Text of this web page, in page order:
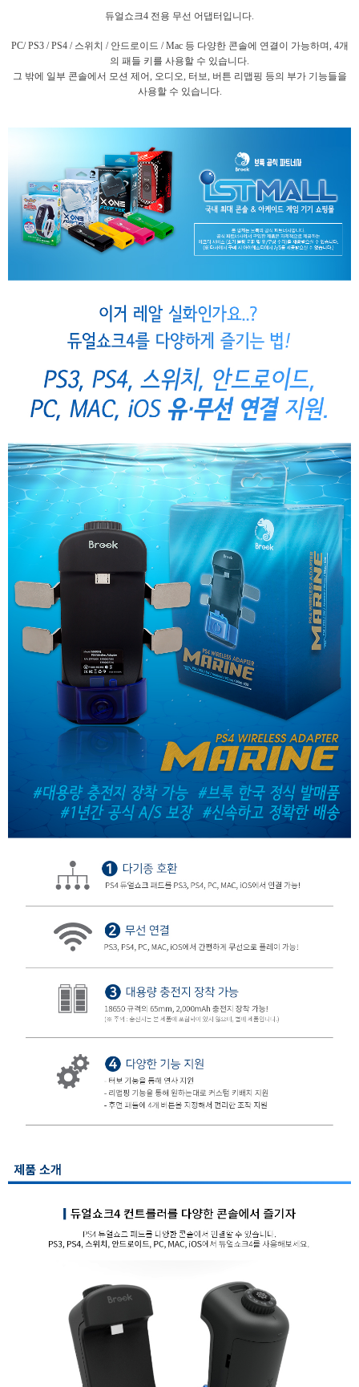
듀얼쇼크4 전용 무선 어댑터입니다.
PC/ PS3 / PS4 / 스위치 / 안드로이드 / Mac 등 다양한 콘솔에 연결이 가능하며, 4개
의 패들 키를 사용할 수 있습니다.
그 밖에 일부 콘솔에서 모션 제어, 오디오, 터보, 버튼 리맵핑 등의 부가 기능들을
사용할 수 있습니다.